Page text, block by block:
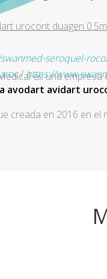
urocont duagen
seroquel-
/https://
avodart avidart
es una empresa
creada en 2016 en